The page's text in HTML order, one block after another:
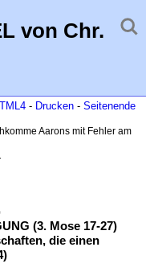
von Chr.
- Drucken - Seitenende
Aarons mit Fehler am
(3. Mose 17-27)
die einen